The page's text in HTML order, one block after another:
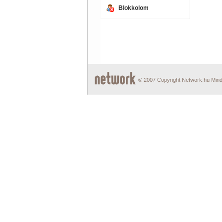
Blokkolom
© 2007 Copyright Network.hu